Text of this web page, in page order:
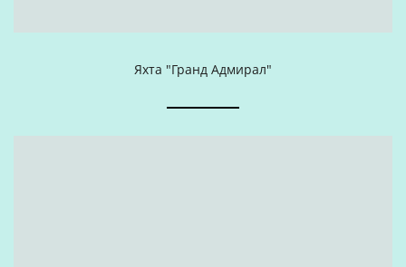
Яхта "Гранд Адмирал"